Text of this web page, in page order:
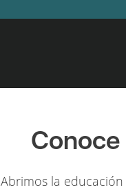
Abrimos la